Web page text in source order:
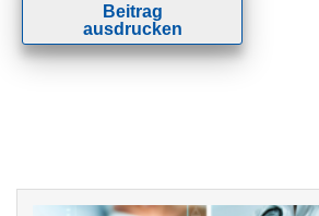
Beitrag
ausdrucken